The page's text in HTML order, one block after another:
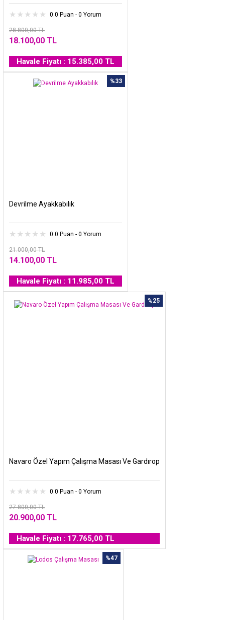
0.0 Puan - 0 Yorum
28.800,00 TL
18.100,00 TL
Havale Fiyatı : 15.385,00 TL
%33
Devrilme Ayakkabılık
0.0 Puan - 0 Yorum
21.000,00 TL
14.100,00 TL
Havale Fiyatı : 11.985,00 TL
%25
Navaro Özel Yapım Çalışma Masası Ve Gardırop
0.0 Puan - 0 Yorum
27.800,00 TL
20.900,00 TL
Havale Fiyatı : 17.765,00 TL
%47